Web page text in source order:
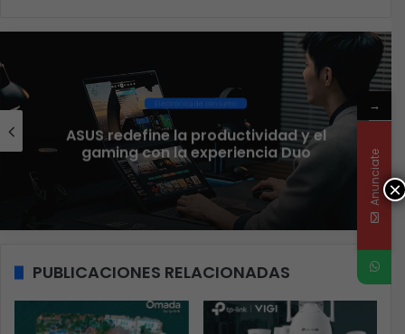
Ciberseguridad
El 73% de las empresas en LATAM
aseguran que el phishing sigue
funcionando
PUBLICACIONES RELACIONADAS
×
→
Anunciate